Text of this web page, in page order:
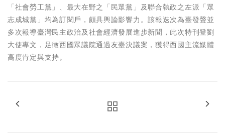
「社會勞工黨」、最大在野之「民眾黨」及聯合執政之左派「眾
志成城黨」均為訂閱戶，頗具輿論影響力。該報迭次為臺發聲並
多次報導臺灣民主政治及社會經濟發展進步新聞，此次特刊登劉
大使專文，足徵西國眾議院通過友臺決議案，獲得西國主流媒體
高度肯定與支持。